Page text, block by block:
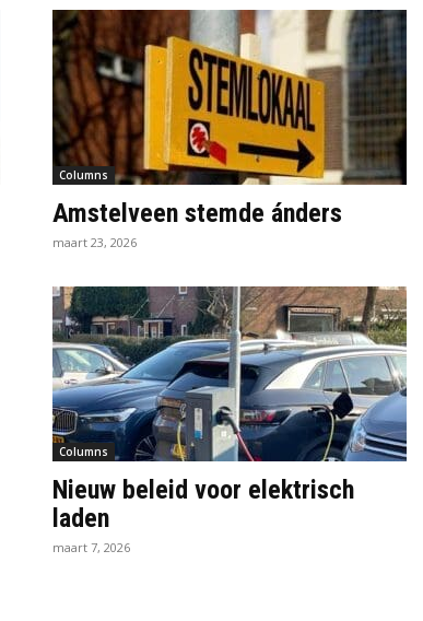
Columns
Amstelveen stemde ánders
maart 23, 2026
Columns
Nieuw beleid voor elektrisch
laden
maart 7, 2026